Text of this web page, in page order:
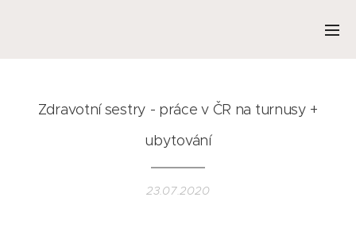
Zdravotní sestry - práce v ČR na turnusy +
ubytování
23.07.2020